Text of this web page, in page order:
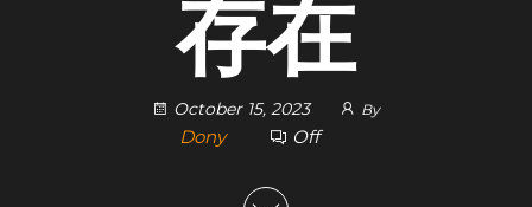
存在
October 15, 2023 By
Dony Off